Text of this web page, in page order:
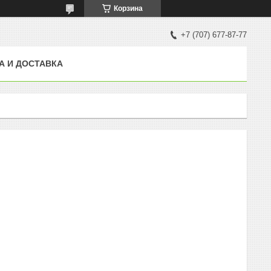
Корзина
+7 (707) 677-87-77
И ДОСТАВКА